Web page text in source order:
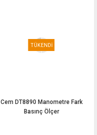
TÜKENDİ
Cem DT8890 Manometre Fark
Basınç Ölçer